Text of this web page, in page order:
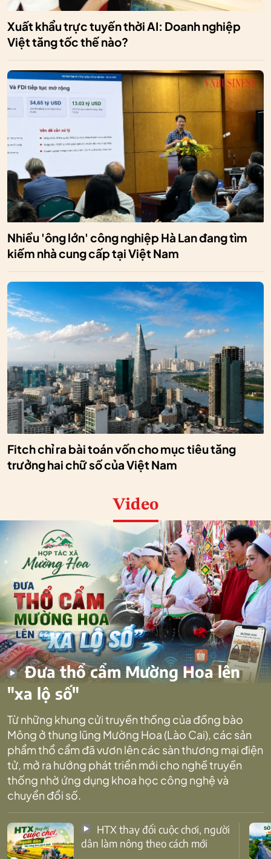
Xuất khẩu trực tuyến thời AI: Doanh nghiệp
Việt tăng tốc thế nào?
Nhiều 'ông lớn' công nghiệp Hà Lan đang tìm
kiếm nhà cung cấp tại Việt Nam
Fitch chỉ ra bài toán vốn cho mục tiêu tăng
trưởng hai chữ số của Việt Nam
Video
Đưa thổ cẩm Mường Hoa lên
"xa lộ số"
Từ những khung cửi truyền thống của đồng bào
Mông ở thung lũng Mường Hoa (Lào Cai), các sản
phẩm thổ cẩm đã vươn lên các sàn thương mại điện
tử, mở ra hướng phát triển mới cho nghề truyền
thống nhờ ứng dụng khoa học công nghệ và
chuyển đổi số.
dân làm nông theo cách mới